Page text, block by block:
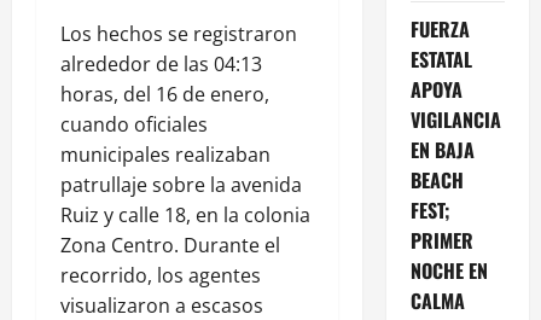
Los hechos se registraron
alrededor de las 04:13
horas, del 16 de enero,
cuando oficiales
municipales realizaban
patrullaje sobre la avenida
Ruiz y calle 18, en la colonia
Zona Centro. Durante el
recorrido, los agentes
visualizaron a escasos
FUERZA
ESTATAL
APOYA
VIGILANCIA
EN BAJA
BEACH
FEST;
PRIMER
NOCHE EN
CALMA